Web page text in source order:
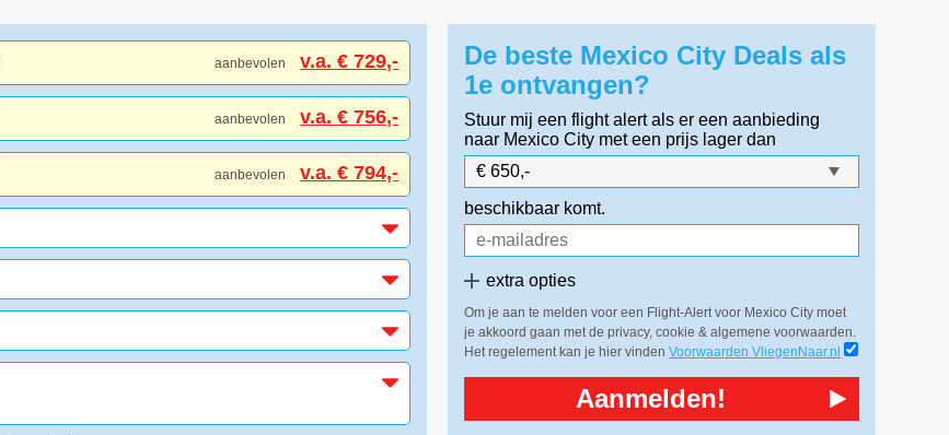
aanbevolen v.a. € 729,-
aanbevolen v.a. € 756,-
aanbevolen v.a. € 794,-
De beste Mexico City Deals als
1e ontvangen?
Stuur mij een flight alert als er een aanbieding
naar Mexico City met een prijs lager dan
beschikbaar komt.
extra opties
Om je aan te melden voor een Flight-Alert voor Mexico City moet
je akkoord gaan met de privacy, cookie & algemene voorwaarden.
Het regelement kan je hier vindenVoorwaarden VliegenNaar.nl
Aanmelden!